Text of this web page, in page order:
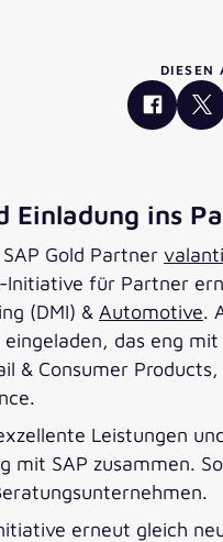
DIESEN
Einladung ins
Gold Partner
für Partner
(DMI) & Automotive.
das eng
& Consumer
Leistungen
mit SAP zusammen.
erneut gleich